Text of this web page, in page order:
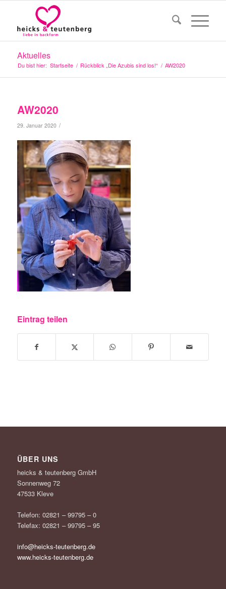
Aktuelles
Du bist hier: Startseite / Rückblick „Die Azubis sind los!“ / AW2020
AW2020
29. Januar 2020 /
Eintrag teilen
ÜBER UNS
heicks & teutenberg GmbH
Sonnenweg 72
47533 Kleve
Telefon: 02821 – 99795 – 0
Telefax: 02821 – 99795 – 95
info@heicks-teutenberg.de
www.heicks-teutenberg.de